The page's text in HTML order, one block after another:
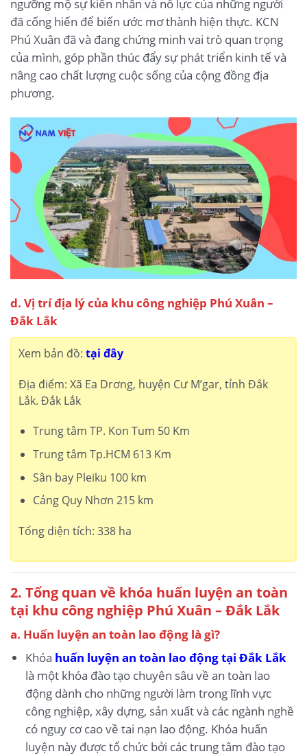
ngưỡng mộ sự kiên nhẫn và nỗ lực của những người
đã cống hiến để biến ước mơ thành hiện thực. KCN
Phú Xuân đã và đang chứng minh vai trò quan trọng
của mình, góp phần thúc đẩy sự phát triển kinh tế và
nâng cao chất lượng cuộc sống của cộng đồng địa
phương.
d. Vị trí địa lý của khu công nghiệp Phú Xuân –
Đắk Lắk
Xem bản đồ: tại đây
Địa điểm: Xã Ea Drơng, huyện Cư M’gar, tỉnh Đắk
Lắk. Đắk Lắk
Trung tâm TP. Kon Tum 50 Km
Trung tâm Tp.HCM 613 Km
Sân bay Pleiku 100 km
Cảng Quy Nhơn 215 km
Tổng diện tích: 338 ha
2. Tổng quan về khóa huấn luyện an toàn
tại khu công nghiệp Phú Xuân – Đắk Lắk
a. Huấn luyện an toàn lao động là gì?
Khóa huấn luyện an toàn lao động tại Đắk Lắk
là một khóa đào tạo chuyên sâu về an toàn lao
động dành cho những người làm trong lĩnh vực
công nghiệp, xây dựng, sản xuất và các ngành nghề
có nguy cơ cao về tai nạn lao động. Khóa huấn
luyện này được tổ chức bởi các trung tâm đào tạo